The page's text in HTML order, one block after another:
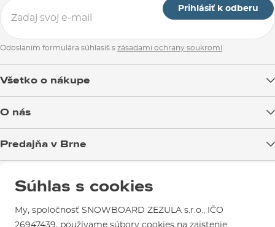
Prihlásiť k odberu
Odoslaním formulára súhlasíš s zásadami ochrany soukromí
Všetko o nákupe
Výmena a vrátenie tovaru
Reklamácie
Návody na použitie a údržbu
O nás
Ako si vybrať vybavenie
Predajňa v Brne
Mapa a ako k nám
Parkovanie
Sme overený e-shop.
CertifikátOverené zákazníkmi.
Súhlas s cookies
My, spoločnosť SNOWBOARD ZEZULA s.r.o., IČO
26947439, používame súbory cookies na zaistenie